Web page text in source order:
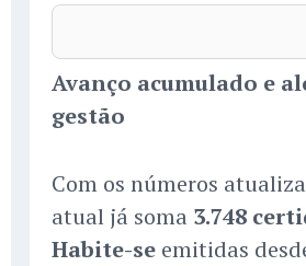
Avanço acumulado e
gestão
Com os números
atual já soma 3.748
Habite-se emitidas